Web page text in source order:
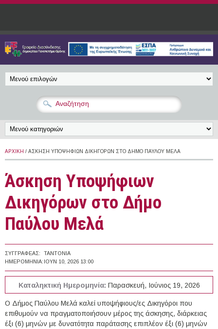
Παράκαμψη προς το κυρίως περιεχόμενο
ΑΡΧΙΚΉ / ΆΣΚΗΣΗ ΥΠΟΨΉΦΙΩΝ ΔΙΚΗΓΌΡΩΝ ΣΤΟ ΔΉΜΟ ΠΑΎΛΟΥ ΜΕΛΆ
Άσκηση Υποψήφιων
Δικηγόρων στο Δήμο
Παύλου Μελά
ΣΥΓΓΡΑΦΈΑΣ:
TANTONIA
ΗΜΕΡΟΜΗΝΊΑ: ΙΟΥΝ 10, 2026 13:00
Καταληκτική Ημερομηνία: Παρασκευή, Ιούνιος 19, 2026
Ο Δήμος Παύλου Μελά καλεί υποψήφιους/ες Δικηγόροι που
επιθυμούν να πραγματοποιήσουν μέρος της άσκησης, διάρκειας
έξι (6) μηνών με δυνατότητα παράτασης επιπλέον έξι (6) μηνών